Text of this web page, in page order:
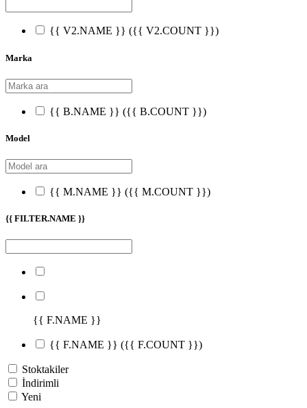
{{ V2.NAME }} ({{ V2.COUNT }})
Marka
{{ B.NAME }} ({{ B.COUNT }})
Model
{{ M.NAME }} ({{ M.COUNT }})
{{ FILTER.NAME }}
{{ F.NAME }}
{{ F.NAME }} ({{ F.COUNT }})
Stoktakiler
İndirimli
Yeni